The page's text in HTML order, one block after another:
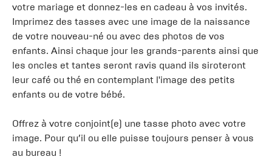
votre mariage et donnez-les en cadeau à vos invités.
Imprimez des tasses avec une image de la naissance
de votre nouveau-né ou avec des photos de vos
enfants. Ainsi chaque jour les grands-parents ainsi que
les oncles et tantes seront ravis quand ils siroteront
leur café ou thé en contemplant l'image des petits
enfants ou de votre bébé.
Offrez à votre conjoint(e) une tasse photo avec votre
image. Pour qu’il ou elle puisse toujours penser à vous
au bureau !